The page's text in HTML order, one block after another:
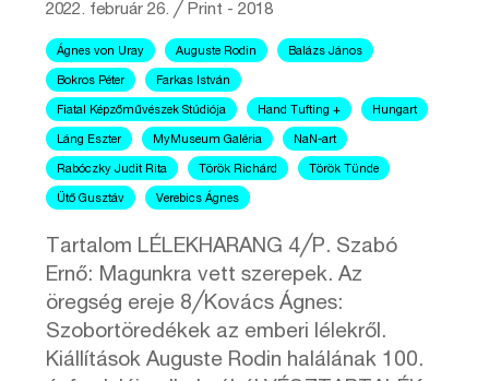
2022. február 26. ╱ Print - 2018
Ágnes von Uray Auguste Rodin Balázs János
Bokros Péter Farkas István
Fiatal Képzőművészek Stúdiója Hand Tufting + Hungart
Láng Eszter MyMuseum Galéria NaN-art
Rabóczky Judit Rita Török Richárd Török Tünde
Ütő Gusztáv Verebics Ágnes
Tartalom LÉLEKHARANG 4╱P. Szabó
Ernő: Magunkra vett szerepek. Az
öregség ereje 8╱Kovács Ágnes:
Szobortöredékek az emberi lélekről.
Kiállítások Auguste Rodin halálának 100.